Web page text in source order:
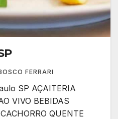
FERRARI
SP AÇAITERIA
VIVO BEBIDAS
QUENTE